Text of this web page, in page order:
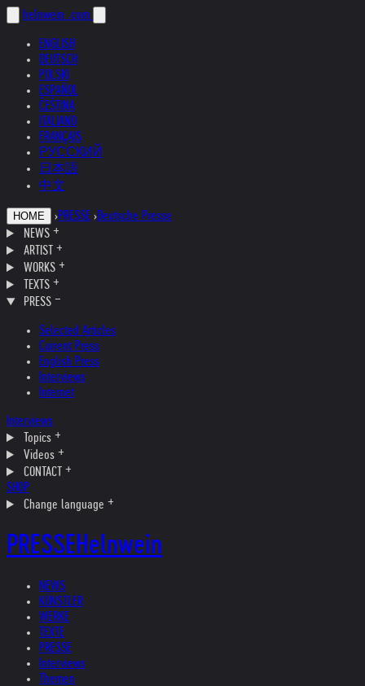
helnwein .com
ENGLISH
DEUTSCH
POLSKI
ESPAÑOL
ČEŠTINA
ITALIANO
FRANÇAIS
РУССКИЙ
日本語
中文
HOME ›PRESSE › Deutsche Presse
NEWS
ARTIST
WORKS
TEXTS
PRESS
Selected Articles
Current Press
English Press
Interviews
Internet
Interviews
Topics
Videos
CONTACT
SHOP
Change language
PRESSEHelnwein
NEWS
KÜNSTLER
WERKE
TEXTE
PRESSE
Interviews
Themen